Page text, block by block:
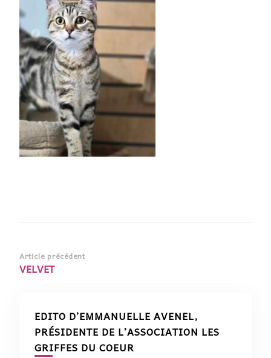
Navigation
d’article
Article précédent
VELVET
EDITO D’EMMANUELLE AVENEL,
PRÉSIDENTE DE L’ASSOCIATION LES
GRIFFES DU COEUR